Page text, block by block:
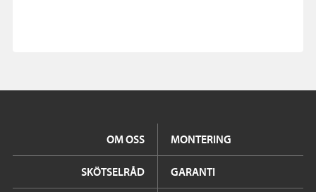
OM OSS MONTERING
SKÖTSELRÅD GARANTI